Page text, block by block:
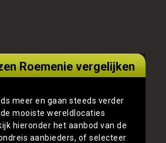
Roemenie vergelijken
meer en gaan steeds verder
mooiste wereldlocaties
hieronder het aanbod van de
aanbieders, of selecteer